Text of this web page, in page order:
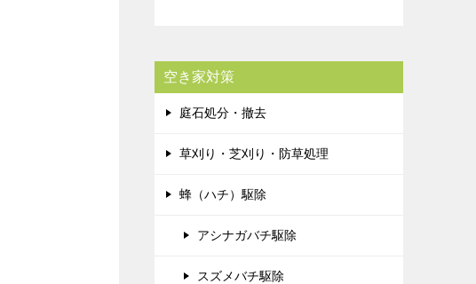
空き家対策
庭石処分・撤去
草刈り・芝刈り・防草処理
蜂（ハチ）駆除
アシナガバチ駆除
スズメバチ駆除